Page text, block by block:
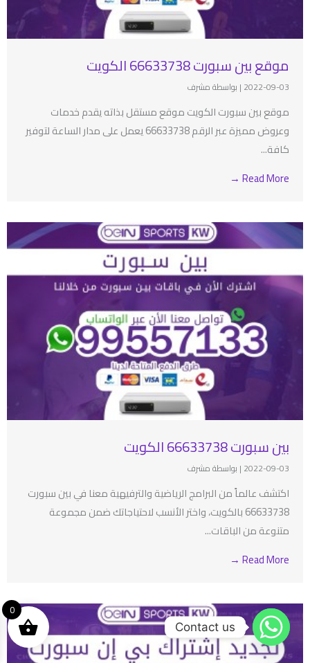
موقع بين سبورت 66633738 الكويت
2022-09-03
| بواسطة مشرف
موقع بين سبورت الكويت موقع مستقل بذاته يقدم خدمات
وعروض مميزة عبر الرقم 66633738 يعمل على مدار الساعة لتوفير
كافة...
Read More →
بين سبورت 66633738 الكويت
2022-09-03
| بواسطة مشرف
اكتشف عالماً من البرامج الرياضية والترفيهية معنا في بين سبورت
66633738 بالكويت، واختر الأنسب لاحتياجاتك ضمن مجموعة
متنوعة من الباقات...
Read More →
0
Contact us